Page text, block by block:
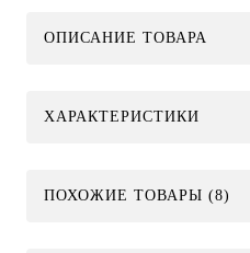
ОПИСАНИЕ ТОВАРА
ХАРАКТЕРИСТИКИ
ПОХОЖИЕ ТОВАРЫ (8)